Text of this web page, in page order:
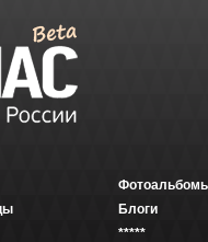
Блоги
*****